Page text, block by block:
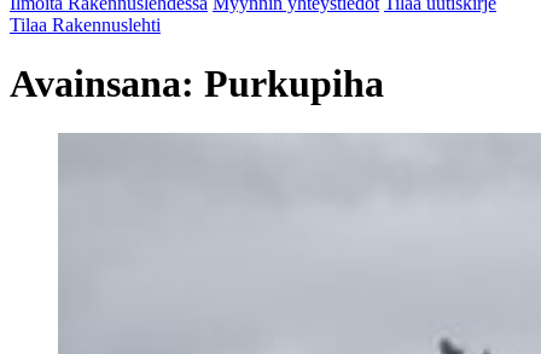
Tilaa Rakennuslehti
Avainsana: Purkupiha